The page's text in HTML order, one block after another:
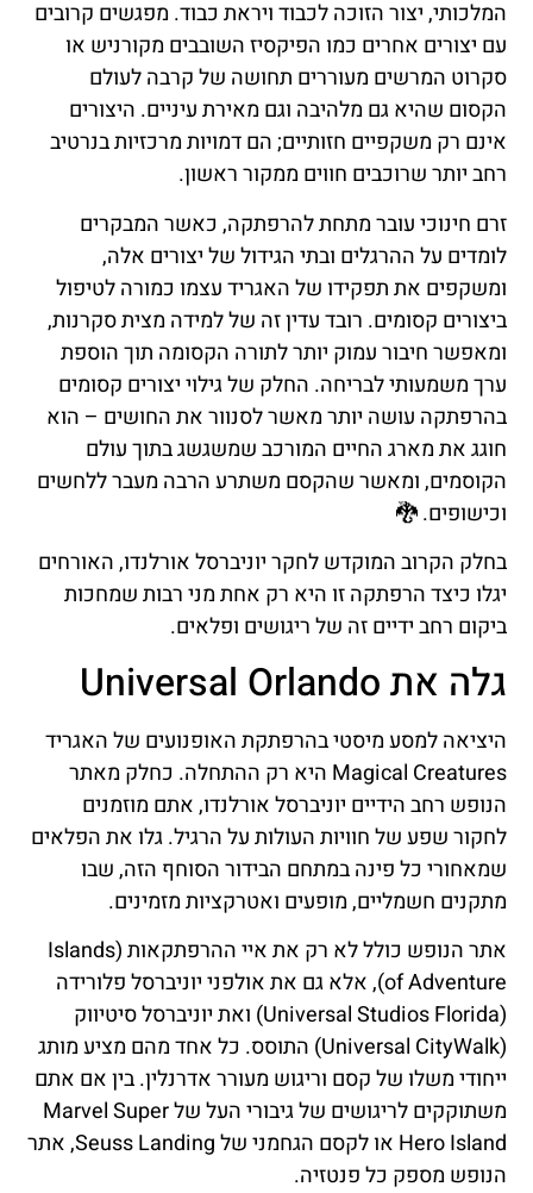
המלכותי, יצור הזוכה לכבוד ויראת כבוד. מפגשים קרובים
עם יצורים אחרים כמו הפיקסיז השובבים מקורניש או
סקרוט המרשים מעוררים תחושה של קרבה לעולם
הקסום שהיא גם מלהיבה וגם מאירת עיניים. היצורים
אינם רק משקפיים חזותיים; הם דמויות מרכזיות בנרטיב
רחב יותר שרוכבים חווים ממקור ראשון.
זרם חינוכי עובר מתחת להרפתקה, כאשר המבקרים
לומדים על ההרגלים ובתי הגידול של יצורים אלה,
ומשקפים את תפקידו של האגריד עצמו כמורה לטיפול
ביצורים קסומים. רובד עדין זה של למידה מצית סקרנות,
ומאפשר חיבור עמוק יותר לתורה הקסומה תוך הוספת
ערך משמעותי לבריחה. החלק של גילוי יצורים קסומים
בהרפתקה עושה יותר מאשר לסנוור את החושים – הוא
חוגג את מארג החיים המורכב שמשגשג בתוך עולם
הקוסמים, ומאשר שהקסם משתרע הרבה מעבר ללחשים
וכישופים. 🐉
בחלק הקרוב המוקדש לחקר יוניברסל אורלנדו, האורחים
יגלו כיצד הרפתקה זו היא רק אחת מני רבות שמחכות
ביקום רחב ידיים זה של ריגושים ופלאים.
גלה את Universal Orlando
היציאה למסע מיסטי בהרפתקת האופנועים של האגריד
Magical Creatures היא רק ההתחלה. כחלק מאתר
הנופש רחב הידיים יוניברסל אורלנדו, אתם מוזמנים
לחקור שפע של חוויות העולות על הרגיל. גלו את הפלאים
שמאחורי כל פינה במתחם הבידור הסוחף הזה, שבו
מתקנים חשמליים, מופעים ואטרקציות מזמינים.
אתר הנופש כולל לא רק את איי ההרפתקאות (Islands
of Adventure), אלא גם את אולפני יוניברסל פלורידה
(Universal Studios Florida) ואת יוניברסל סיטיווק
(Universal CityWalk) התוסס. כל אחד מהם מציע מותג
ייחודי משלו של קסם וריגוש מעורר אדרנלין. בין אם אתם
משתוקקים לריגושים של גיבורי העל של Marvel Super
Hero Island או לקסם הגחמני של Seuss Landing, אתר
הנופש מספק כל פנטזיה.